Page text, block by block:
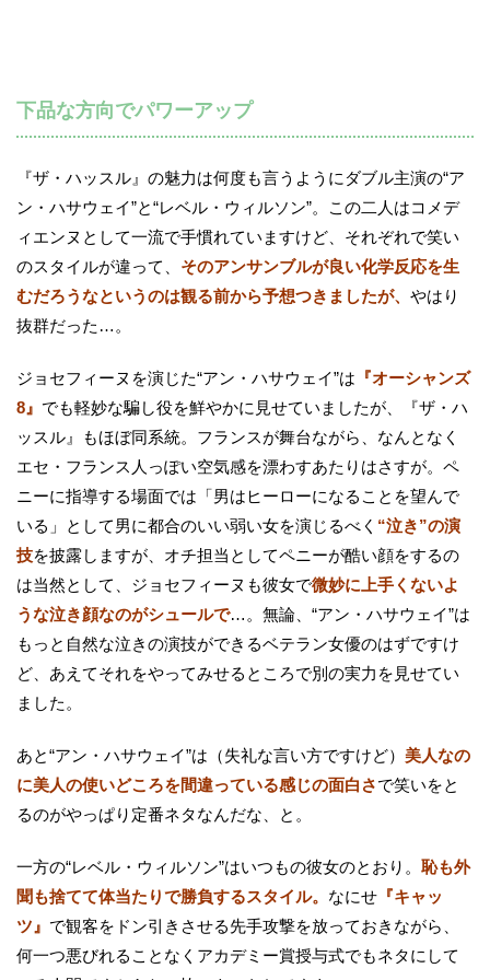
下品な方向でパワーアップ
『ザ・ハッスル』の魅力は何度も言うようにダブル主演の“ア
ン・ハサウェイ”と“レベル・ウィルソン”。この二人はコメデ
ィエンヌとして一流で手慣れていますけど、それぞれで笑い
のスタイルが違って、 そのアンサンブルが良い化学反応を生
むだろうなというのは観る前から予想つきましたが、 やはり
抜群だった…。
ジョセフィーヌを演じた“アン・ハサウェイ”は 『オーシャンズ
8』 でも軽妙な騙し役を鮮やかに見せていましたが、『ザ・ハ
ッスル』もほぼ同系統。フランスが舞台ながら、なんとなく
エセ・フランス人っぽい空気感を漂わすあたりはさすが。ペ
ニーに指導する場面では「男はヒーローになることを望んで
いる」として男に都合のいい弱い女を演じるべく “泣き”の演
技を披露しますが、オチ担当としてペニーが酷い顔をするの
は当然として、ジョセフィーヌも彼女で微妙に上手くないよ
うな泣き顔なのがシュールで…。無論、“アン・ハサウェイ”は
もっと自然な泣きの演技ができるベテラン女優のはずですけ
ど、あえてそれをやってみせるところで別の実力を見せてい
ました。
あと“アン・ハサウェイ”は（失礼な言い方ですけど） 美人なの
に美人の使いどころを間違っている感じの面白さで笑いをと
るのがやっぱり定番ネタなんだな、と。
一方の“レベル・ウィルソン”はいつもの彼女のとおり。 恥も外
聞も捨てて体当たりで勝負するスタイル。 なにせ 『キャッ
ツ』 で観客をドン引きさせる先手攻撃を放っておきながら、
何一つ悪びれることなくアカデミー賞授与式でもネタにして